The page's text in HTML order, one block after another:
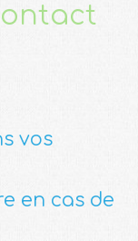
vos
en cas de